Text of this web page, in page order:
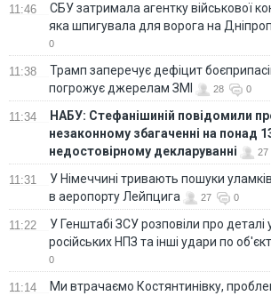
11:46
СБУ затримала агентку військової
яка шпигувала для ворога на
0
11:38
Трамп заперечує дефіцит
погрожує джерелам ЗМІ
28 0
11:34
НАБУ: Стефанішиній повідомили
незаконному збагаченні на понад
недостовірному декларуванні
27
11:31
У Німеччині тривають пошуки
в аеропорту Лейпцига
27 0
11:22
У Генштабі ЗСУ розповіли про
російських НПЗ та інші удари по
0
11:14
Ми втрачаємо Костянтинівку,